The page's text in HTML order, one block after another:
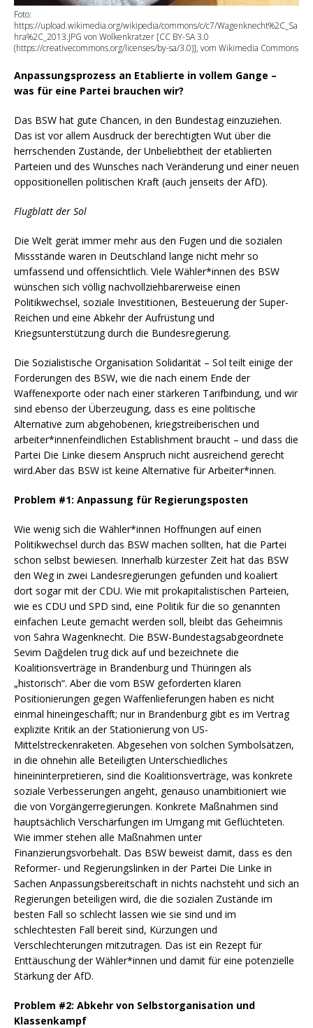
Foto:
https://upload.wikimedia.org/wikipedia/commons/c/c7/Wagenknecht%2C_Sa
hra%2C_2013.JPG von Wolkenkratzer [CC BY-SA 3.0
(https://creativecommons.org/licenses/by-sa/3.0)], vom Wikimedia Commons
Anpassungsprozess an Etablierte in vollem Gange –
was für eine Partei brauchen wir?
Das BSW hat gute Chancen, in den Bundestag einzuziehen.
Das ist vor allem Ausdruck der berechtigten Wut über die
herrschenden Zustände, der Unbeliebtheit der etablierten
Parteien und des Wunsches nach Veränderung und einer neuen
oppositionellen politischen Kraft (auch jenseits der AfD).
Flugblatt der Sol
Die Welt gerät immer mehr aus den Fugen und die sozialen
Missstände waren in Deutschland lange nicht mehr so
umfassend und offensichtlich. Viele Wähler*innen des BSW
wünschen sich völlig nachvollziehbarerweise einen
Politikwechsel, soziale Investitionen, Besteuerung der Super-
Reichen und eine Abkehr der Aufrüstung und
Kriegsunterstützung durch die Bundesregierung.
Die Sozialistische Organisation Solidarität – Sol teilt einige der
Forderungen des BSW, wie die nach einem Ende der
Waffenexporte oder nach einer stärkeren Tarifbindung, und wir
sind ebenso der Überzeugung, dass es eine politische
Alternative zum abgehobenen, kriegstreiberischen und
arbeiter*innenfeindlichen Establishment braucht – und dass die
Partei Die Linke diesem Anspruch nicht ausreichend gerecht
wird.Aber das BSW ist keine Alternative für Arbeiter*innen.
Problem #1: Anpassung für Regierungsposten
Wie wenig sich die Wähler*innen Hoffnungen auf einen
Politikwechsel durch das BSW machen sollten, hat die Partei
schon selbst bewiesen. Innerhalb kürzester Zeit hat das BSW
den Weg in zwei Landesregierungen gefunden und koaliert
dort sogar mit der CDU. Wie mit prokapitalistischen Parteien,
wie es CDU und SPD sind, eine Politik für die so genannten
einfachen Leute gemacht werden soll, bleibt das Geheimnis
von Sahra Wagenknecht. Die BSW-Bundestagsabgeordnete
Sevim Dağdelen trug dick auf und bezeichnete die
Koalitionsverträge in Brandenburg und Thüringen als
„historisch“. Aber die vom BSW geforderten klaren
Positionierungen gegen Waffenlieferungen haben es nicht
einmal hineingeschafft; nur in Brandenburg gibt es im Vertrag
explizite Kritik an der Stationierung von US-
Mittelstreckenraketen. Abgesehen von solchen Symbolsätzen,
in die ohnehin alle Beteiligten Unterschiedliches
hineininterpretieren, sind die Koalitionsverträge, was konkrete
soziale Verbesserungen angeht, genauso unambitioniert wie
die von Vorgängerregierungen. Konkrete Maßnahmen sind
hauptsächlich Verschärfungen im Umgang mit Geflüchteten.
Wie immer stehen alle Maßnahmen unter
Finanzierungsvorbehalt. Das BSW beweist damit, dass es den
Reformer- und Regierungslinken in der Partei Die Linke in
Sachen Anpassungsbereitschaft in nichts nachsteht und sich an
Regierungen beteiligen wird, die die sozialen Zustände im
besten Fall so schlecht lassen wie sie sind und im
schlechtesten Fall bereit sind, Kürzungen und
Verschlechterungen mitzutragen. Das ist ein Rezept für
Enttäuschung der Wähler*innen und damit für eine potenzielle
Stärkung der AfD.
Problem #2: Abkehr von Selbstorganisation und
Klassenkampf